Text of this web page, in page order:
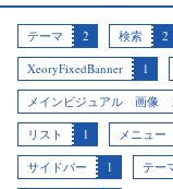
テーマ 2 検索 2
XeoryFixedBanner
1
メインビジュアル 画像
リスト
1 メニュー
サイドバー
1 テー